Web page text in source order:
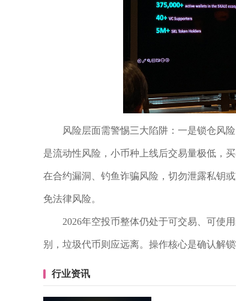
风险层面需警惕三大陷阱：一是锁仓风
是流动性风险，小币种上线后交易量极低，
在合约漏洞、钓鱼诈骗风险，切勿泄露私钥
免法律风险。
2026年空投币整体仍处于可交易、可使
别，垃圾代币则应远离。操作核心是确认解
行业资讯